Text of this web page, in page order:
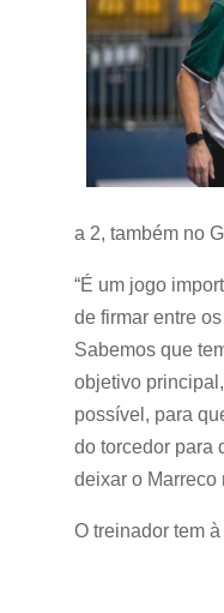
a 2, também no
“É um jogo
de firmar entre
Sabemos que
objetivo
possível, para
do torcedor para
deixar o Marreco
O treinador tem